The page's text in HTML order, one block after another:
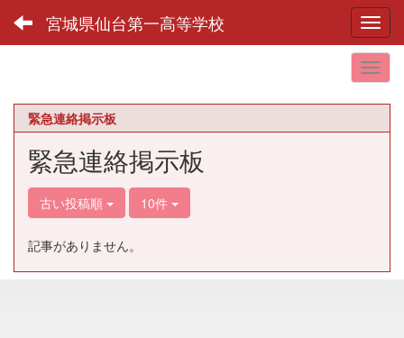
宮城県仙台第一高等学校
緊急連絡掲示板
緊急連絡掲示板
古い投稿順 10件
記事がありません。